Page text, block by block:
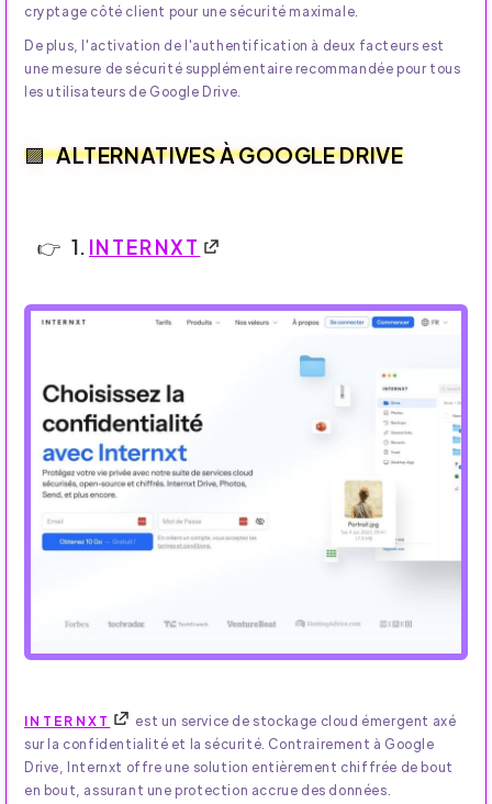
cryptage côté client pour une sécurité maximale.
De plus, l'activation de l'authentification à deux facteurs est
une mesure de sécurité supplémentaire recommandée pour tous
les utilisateurs de Google Drive.
ALTERNATIVES À GOOGLE DRIVE
1. INTERNXT
INTERNXT
est un service de stockage cloud émergent axé
sur la confidentialité et la sécurité. Contrairement à Google
Drive, Internxt offre une solution entièrement chiffrée de bout
en bout, assurant une protection accrue des données.